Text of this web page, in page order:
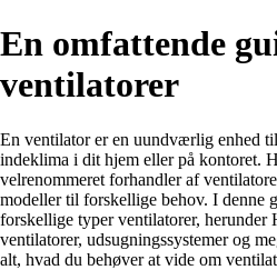
En omfattende
ventilatorer
En ventilator er en uundværlig enhed
indeklima i dit hjem eller på kontoret.
velrenommeret forhandler af
modeller til forskellige behov. I denne
forskellige typer ventilatorer,
ventilatorer, udsugningssystemer og
alt, hvad du behøver at vide om